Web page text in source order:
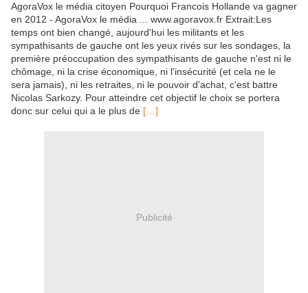
AgoraVox le média citoyen Pourquoi Francois Hollande va gagner
en 2012 - AgoraVox le média ... www.agoravox.fr Extrait:Les
temps ont bien changé, aujourd'hui les militants et les
sympathisants de gauche ont les yeux rivés sur les sondages, la
première préoccupation des sympathisants de gauche n'est ni le
chômage, ni la crise économique, ni l'insécurité (et cela ne le
sera jamais), ni les retraites, ni le pouvoir d'achat, c'est battre
Nicolas Sarkozy. Pour atteindre cet objectif le choix se portera
donc sur celui qui a le plus de […]
Publicité